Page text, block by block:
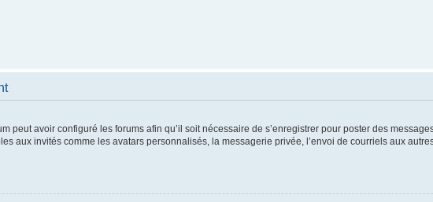
peut avoir configuré les forums afin qu’il soit nécessaire de s’enregistrer pour poster des
aux invités comme les avatars personnalisés, la messagerie privée, l’envoi de courriels aux